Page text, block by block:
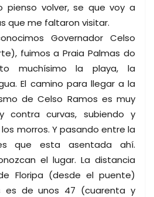
pienso volver, se que voy a
que me faltaron visitar.
Governador Celso
fuimos a Praia Palmas do
muchísimo la playa, la
El camino para llegar a la
de Celso Ramos es muy
contra curvas, subiendo y
morros. Y pasando entre la
que esta asentada ahí.
el lugar. La distancia
Floripa (desde el puente)
es de unos 47 (cuarenta y